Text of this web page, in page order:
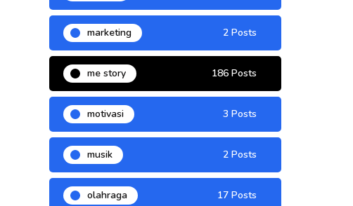
marketing 2 Posts
me story 186 Posts
motivasi 3 Posts
musik 2 Posts
olahraga 17 Posts